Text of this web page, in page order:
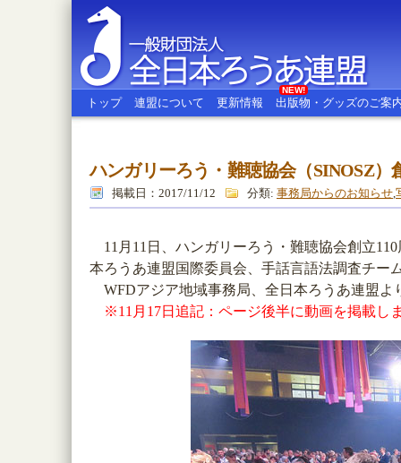
全日本ろうあ連盟
トップ 連盟について 更新情報 出版物・グッズのご案
NEW!
ハンガリーろう・難聴協会（SINOSZ
掲載日：2017/11/12 分類: 事務局からのお知らせ,
11月11日、ハンガリーろう・難聴協会創立
本ろうあ連盟国際委員会、手話言語法調査チー
WFDアジア地域事務局、全日本ろうあ連盟よ
※11月17日追記：ページ後半に動画を掲載し